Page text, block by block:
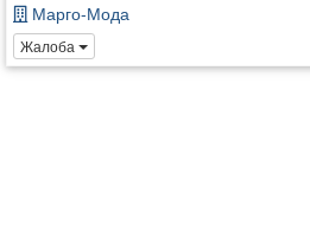
Марго-Мода
Жалоба